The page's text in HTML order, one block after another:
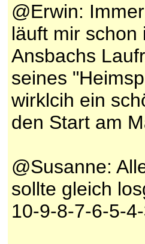
@Erwin:
läuft mir schon
Ansbachs
seines
wirklcih ein
den Start am
@Susanne:
sollte gleich
10-9-8-7-6-5-